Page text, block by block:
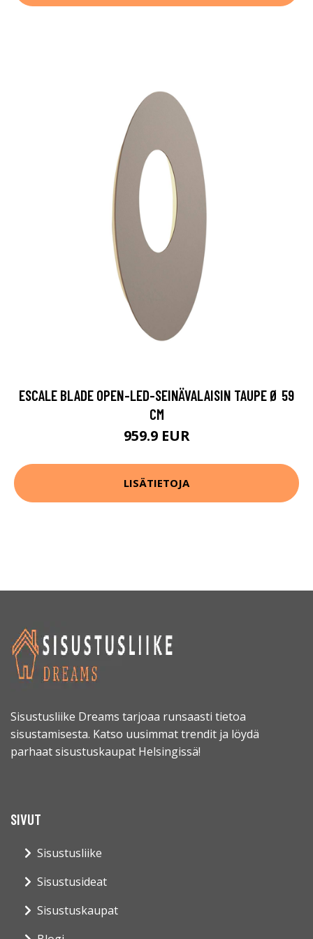
ESCALE BLADE OPEN-LED-SEINÄVALAISIN TAUPE Ø 59
CM
959.9 EUR
LISÄTIETOJA
Sisustusliike Dreams tarjoaa runsaasti tietoa
sisustamisesta. Katso uusimmat trendit ja löydä
parhaat sisustuskaupat Helsingissä!
SIVUT
Sisustusliike
Sisustusideat
Sisustuskaupat